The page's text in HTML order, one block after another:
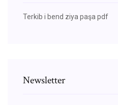
Terkib i bend ziya paşa pdf
Newsletter